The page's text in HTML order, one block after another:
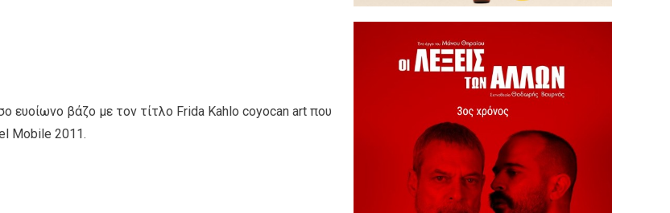
ευοίωνο βάζο με τον τίτλο Frida Kahlo coyocan art που
Mobile 2011.